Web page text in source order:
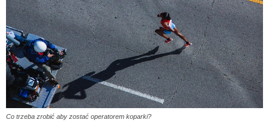
Co trzeba zrobić aby zostać operatorem koparki?